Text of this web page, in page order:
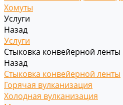
Хомуты
Услуги
Назад
Услуги
Стыковка конвейерной ленты
Назад
Стыковка конвейерной ленты
Горячая вулканизация
Холодная вулканизация